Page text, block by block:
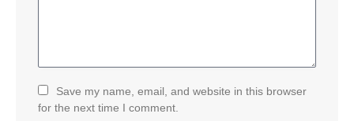
Save my name, email, and website in this browser
for the next time I comment.